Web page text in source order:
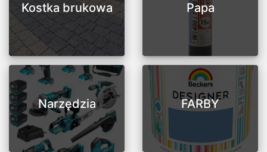
Kostka brukowa Papa
Narzędzia FARBY